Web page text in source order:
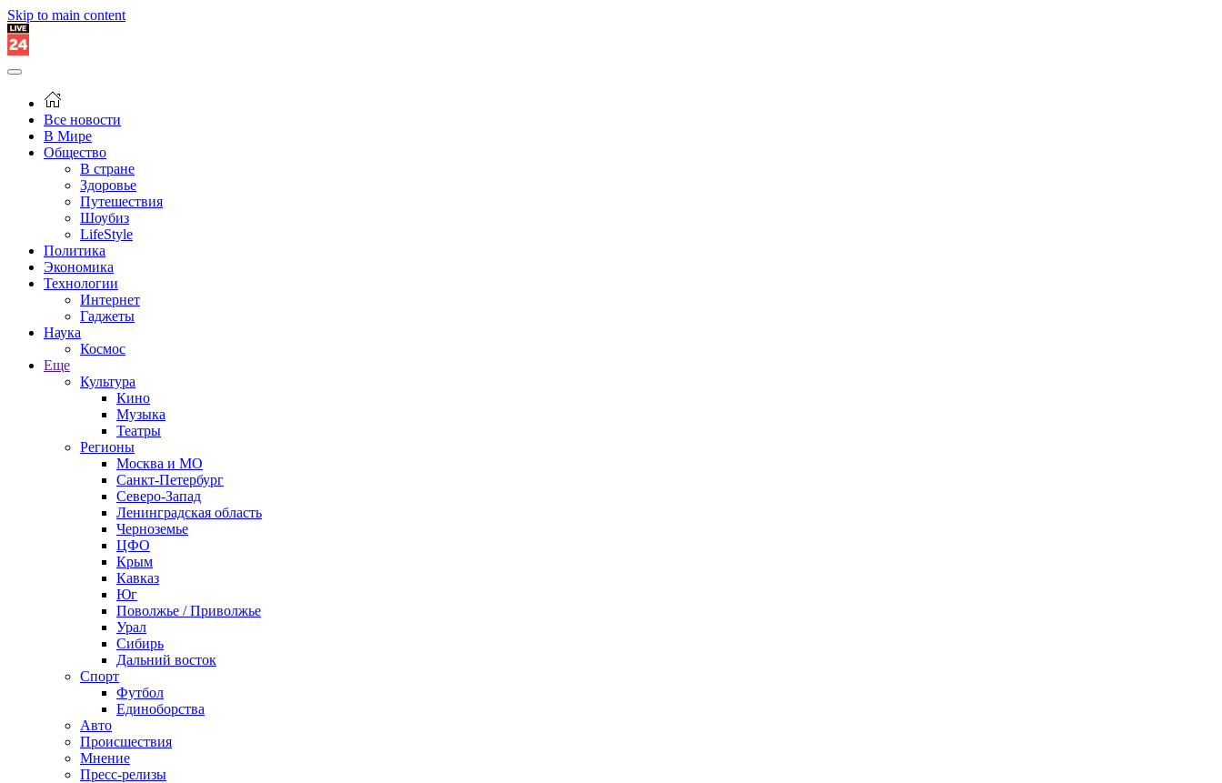
Skip to main content
Все новости
В Мире
Общество
В стране
Здоровье
Путешествия
Шоубиз
LifeStyle
Политика
Экономика
Технологии
Интернет
Гаджеты
Наука
Космос
Еще
Культура
Кино
Музыка
Театры
Регионы
Москва и МО
Санкт-Петербург
Северо-Запад
Ленинградская область
Черноземье
ЦФО
Крым
Кавказ
Юг
Поволжье / Приволжье
Урал
Сибирь
Дальний восток
Спорт
Футбол
Единоборства
Авто
Происшествия
Мнение
Пресс-релизы